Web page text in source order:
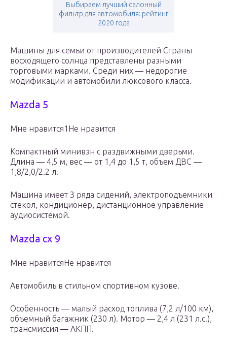
Выбираем лучший салонный
фильтр для автомобиля: рейтинг
2020 года
Машины для семьи от производителей Страны
восходящего солнца представлены разными
торговыми марками. Среди них — недорогие
модификации и автомобили люксового класса.
Mazda 5
Мне нравится1Не нравится
Компактный минивэн с раздвижными дверьми.
Длина — 4,5 м, вес — от 1,4 до 1,5 т, объем ДВС —
1,8/2,0/2.2 л.
Машина имеет 3 ряда сидений, электроподъемники
стекол, кондиционер, дистанционное управление
аудиосистемой.
Mazda cx 9
Мне нравитсяНе нравится
Автомобиль в стильном спортивном кузове.
Особенность — малый расход топлива (7,2 л/100 км),
объемный багажник (230 л). Мотор — 2,4 л (231 л.с.),
трансмиссия — АКПП.